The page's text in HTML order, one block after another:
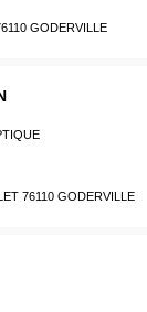
GODERVILLE
76110 GODERVILLE